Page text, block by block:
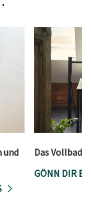
und
Das Vollbad
GÖNN DIR